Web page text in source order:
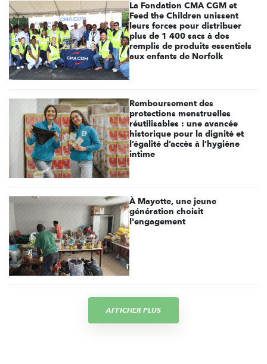
La Fondation CMA CGM et
Feed the Children unissent
leurs forces pour distribuer
plus de 1 400 sacs à dos
remplis de produits essentiels
aux enfants de Norfolk
Remboursement des
protections menstruelles
réutilisables : une avancée
historique pour la dignité et
l’égalité d’accès à l’hygiène
intime
À Mayotte, une jeune
génération choisit
l'engagement
AFFICHER PLUS